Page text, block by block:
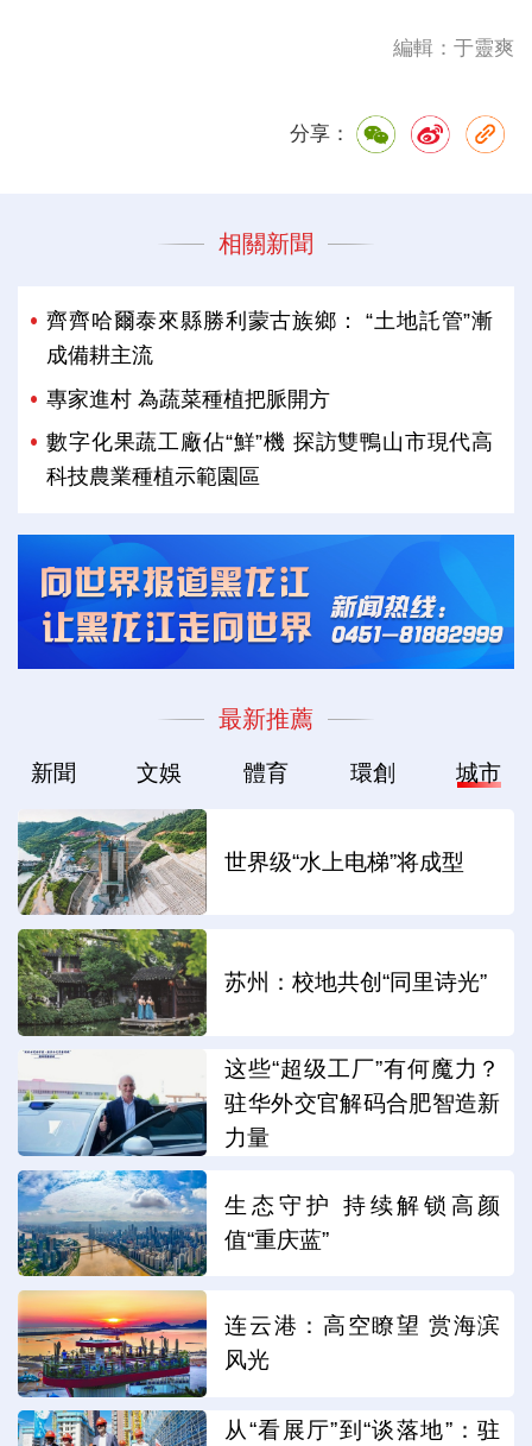
編輯：于靈爽
分享：
相關新聞
齊齊哈爾泰來縣勝利蒙古族鄉： “土地託管”漸
成備耕主流
專家進村 為蔬菜種植把脈開方
數字化果蔬工廠佔“鮮”機 探訪雙鴨山市現代高
科技農業種植示範園區
最新推薦
新聞 文娛 體育 環創 城市
世界级“水上电梯”将成型
苏州：校地共创“同里诗光”
这些“超级工厂”有何魔力？
驻华外交官解码合肥智造新
力量
生态守护 持续解锁高颜
值“重庆蓝”
连云港：高空瞭望 赏海滨
风光
从“看展厅”到“谈落地”：驻